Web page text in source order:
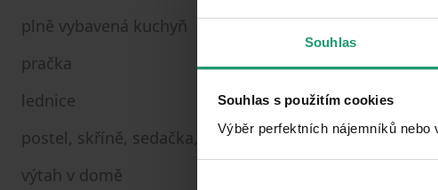
Souhlas
Souhlas s použitím cookies
Výběr perfektních nájemníků
plně vybavená kuchyň
pračka
lednice
postel, skříně, sedačka, stůl a další nábytek
výtah v domě